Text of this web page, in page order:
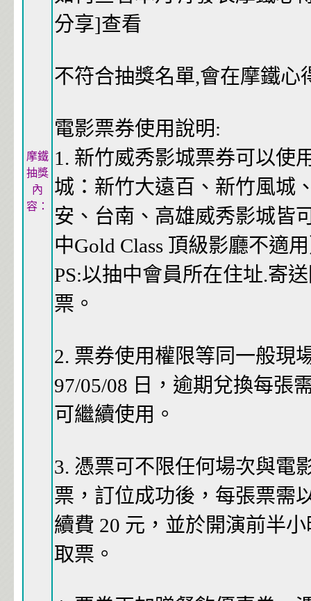
摩鐵
抽獎
內
容：
分享]查看
不符合抽獎名單,會在摩鐵心
電影票券使用說明:
1. 新竹威秀影城票券可以使
城：新竹大遠百、新竹風城
安、台南、高雄威秀影城皆
中Gold Class 頂級影廳不適
PS:以抽中會員所在住址.寄
票。
2. 票券使用權限等同一般現
97/05/08 日，逾期兌換每張
可繼續使用。
3. 憑票可不限任何場次與電
票，訂位成功後，每張票需
續費 20 元，並於開演前半
取票。